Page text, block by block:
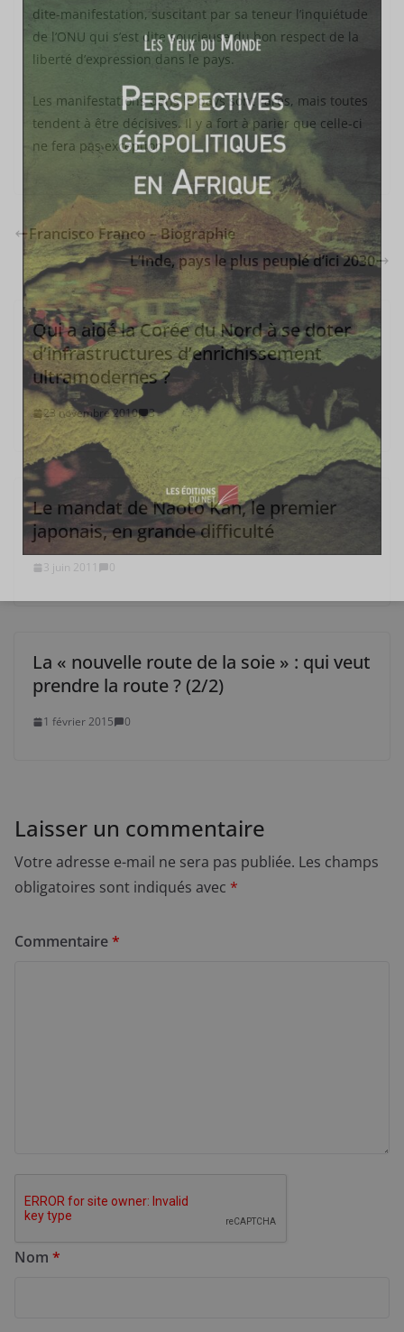
dite-manifestation, suscitant par sa teneur l’inquiétude
de l’ONU qui s’est dite soucieuse du bon respect de la
liberté d’expression dans le pays.
Les manifestations dans le pays sont rares, mais toutes
tendent à être décisives. Il y a fort à parier que celle-ci
ne fera pas exception.
Francisco Franco – Biographie
L’Inde, pays le plus peuplé d’ici 2030
Qui a aidé la Corée du Nord à se doter
d’infrastructures d’enrichissement
ultramodernes ?
23 novembre 2010 3
Le mandat de Naoto Kan, le premier
japonais, en grande difficulté
3 juin 2011 0
La « nouvelle route de la soie » : qui veut
prendre la route ? (2/2)
1 février 2015 0
Laisser un commentaire
Votre adresse e-mail ne sera pas publiée. Les champs
obligatoires sont indiqués avec *
Commentaire*
Nom *